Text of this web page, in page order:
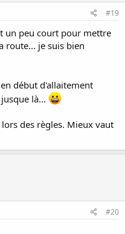
#19
un peu court pour mettre
route... je suis bien
début d'allaitement
là...
des règles. Mieux vaut
#20